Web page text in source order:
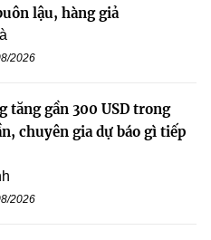
lậu, hàng giả
2026
tăng gần 300 USD trong
chuyên gia dự báo gì tiếp
2026